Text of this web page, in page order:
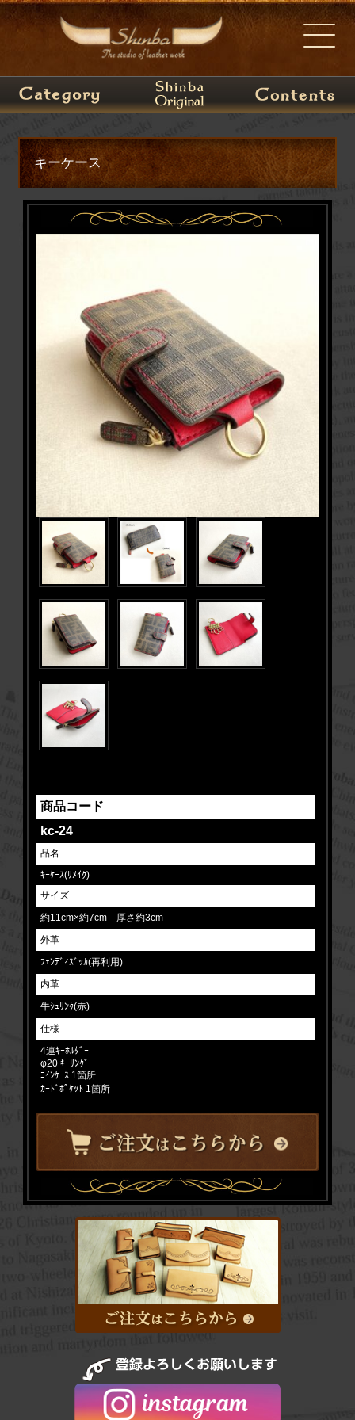
キーケース
商品コード
kc-24
品名
ｷｰｹｰｽ(ﾘﾒｲｸ)
サイズ
約11cm×約7cm 厚さ約3cm
外革
ﾌｪﾝﾃﾞｨｽﾞｯｶ(再利用)
内革
牛ｼｭﾘﾝｸ(赤)
仕様
4連ｷｰﾎﾙﾀﾞｰ
φ20 ｷｰﾘﾝｸﾞ
ｺｲﾝｹｰｽ 1箇所
ｶｰﾄﾞﾎﾟｹｯﾄ 1箇所